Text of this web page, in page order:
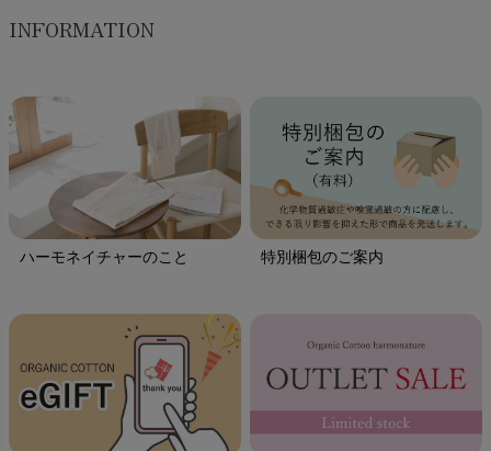
INFORMATION
ハーモネイチャーのこと 特別梱包のご案内